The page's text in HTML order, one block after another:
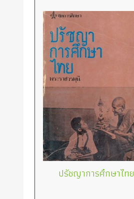
ปรัชญาการศึกษาไทย